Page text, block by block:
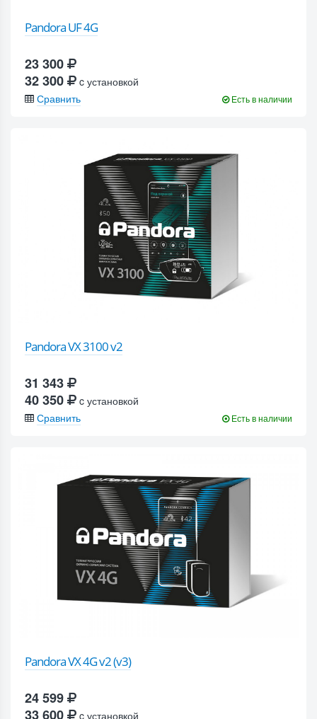
Pandora UF 4G
23 300
32 300
c установкой
Сравнить
Есть в наличии
Pandora VX 3100 v2
31 343
40 350
c установкой
Сравнить
Есть в наличии
Pandora VX 4G v2 (v3)
24 599
33 600
c установкой